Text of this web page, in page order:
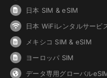
日本 SIM & eSIM
日本 WiFiレンタルサービ
メキシコ SIM & eSIM
ヨーロッパ SIM
データ専用グローバル